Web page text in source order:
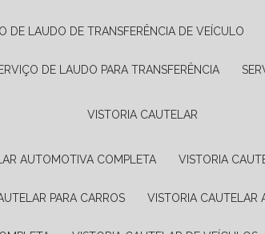
DE LAUDO DE TRANSFERÊNCIA DE VEÍCULO
DE LAUDO PARA TRANSFERÊNCIA
VISTORIA CAUTELAR
AUTOMOTIVA COMPLETA VISTORIA
PARA CARROS VISTORIA